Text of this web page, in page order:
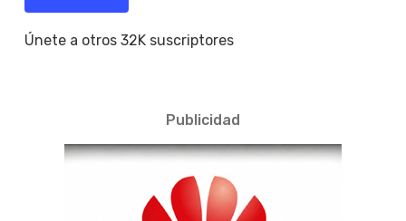
Únete a otros 32K suscriptores
Publicidad